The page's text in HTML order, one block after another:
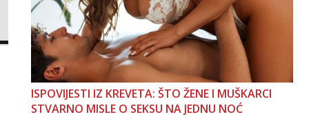
ISPOVIJESTI IZ KREVETA: ŠTO ŽENE I MUŠKARCI
STVARNO MISLE O SEKSU NA JEDNU NOĆ